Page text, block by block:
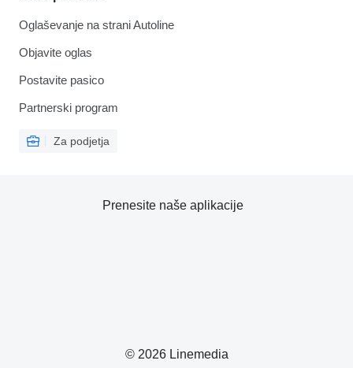
Oglaševanje na strani Autoline
Objavite oglas
Postavite pasico
Partnerski program
Za podjetja
© 2026 Linemedia
Prenesite naše aplikacije